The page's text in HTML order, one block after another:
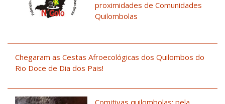
proximidades de Comunidades
Quilombolas
Chegaram as Cestas Afroecológicas dos Quilombos do
Rio Doce de Dia dos Pais!
Comitivas quilombolas: pela